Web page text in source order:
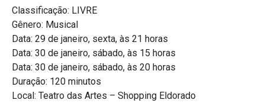
Classificação: LIVRE
Gênero: Musical
Data: 29 de janeiro, sexta, às 21 horas
Data: 30 de janeiro, sábado, às 15 horas
Data: 30 de janeiro, sábado, às 20 horas
Duração: 120 minutos
Local: Teatro das Artes – Shopping Eldorado